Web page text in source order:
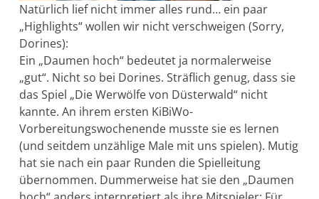
Natürlich lief nicht immer alles rund… ein paar
„Highlights“ wollen wir nicht verschweigen (Sorry,
Dorines):
Ein „Daumen hoch“ bedeutet ja normalerweise
„gut“. Nicht so bei Dorines. Sträflich genug, dass sie
das Spiel „Die Werwölfe von Düsterwald“ nicht
kannte. An ihrem ersten KiBiWo-
Vorbereitungswochenende musste sie es lernen
(und seitdem unzählige Male mit uns spielen). Mutig
hat sie nach ein paar Runden die Spielleitung
übernommen. Dummerweise hat sie den „Daumen